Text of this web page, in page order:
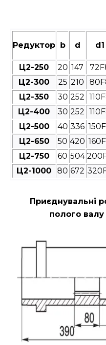
Редуктор b d d1
Ц2-250
20 147
Ц2-300
25 210
Ц2-350
30 252
Ц2-400
30 252
Ц2-500
40 336
Ц2-650
50 420
Ц2-750
60 504
Ц2-1000
80 672
Приєднувальні
полого